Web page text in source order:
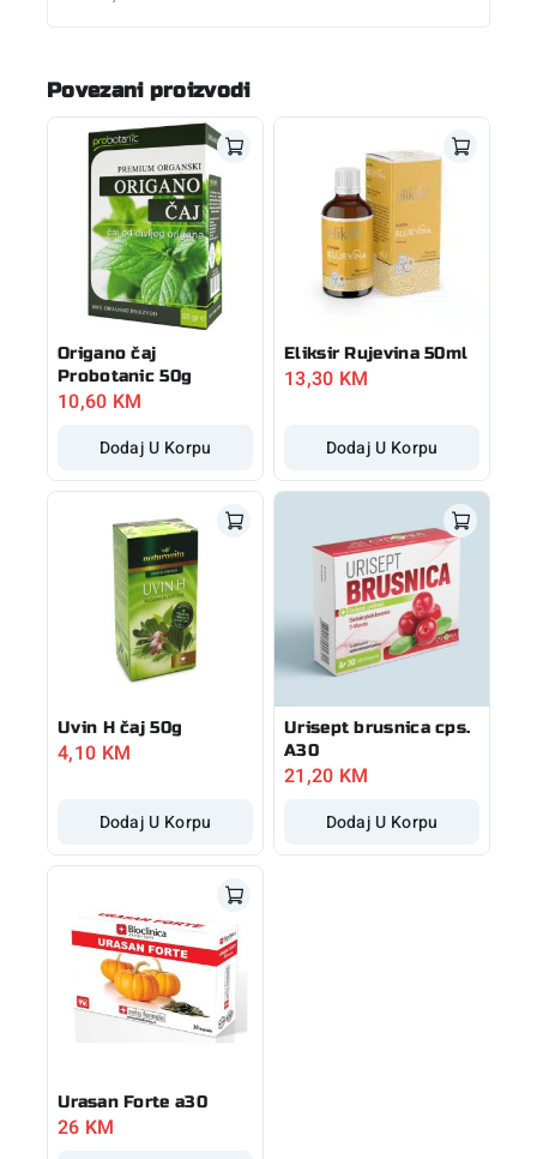
Povezani proizvodi
Origano čaj
Probotanic 50g
10,60 KM
Dodaj U Korpu
Eliksir Rujevina 50ml
13,30 KM
Dodaj U Korpu
Uvin H čaj 50g
4,10 KM
Dodaj U Korpu
Urisept brusnica cps.
A30
21,20 KM
Dodaj U Korpu
Urasan Forte a30
26 KM